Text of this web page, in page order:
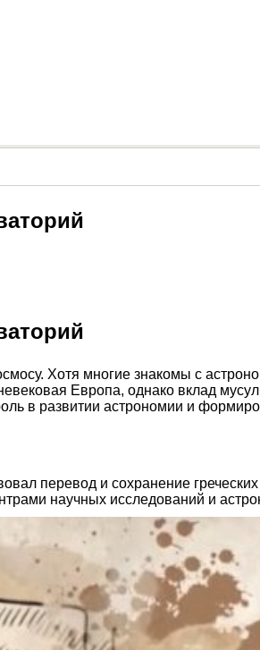
Хотя многие знакомы с
Европа, однако вклад
в развитии астрономии и
перевод и сохранение
научных исследований и